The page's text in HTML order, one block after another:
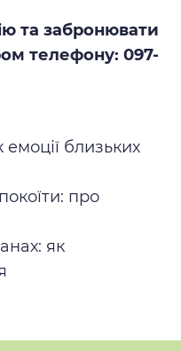
та забронювати
телефону: 097-
близьких
про
як